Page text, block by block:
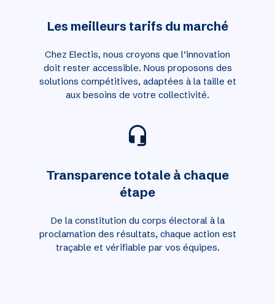
Les meilleurs tarifs du marché
Chez Electis, nous croyons que l’innovation
doit rester accessible. Nous proposons des
solutions compétitives, adaptées à la taille et
aux besoins de votre collectivité.
Transparence totale à chaque
étape
De la constitution du corps électoral à la
proclamation des résultats, chaque action est
traçable et vérifiable par vos équipes.